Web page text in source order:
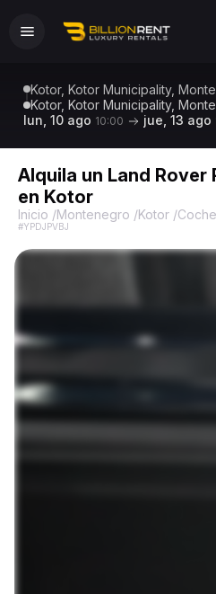
Kotor, Kotor Municipality,
Kotor, Kotor Municipality,
lun, 10 ago 10:00 jue, 13 ago
Alquila un Land Rover
en Kotor
Inicio /Montenegro /Kotor /
#YPDJPVBJ